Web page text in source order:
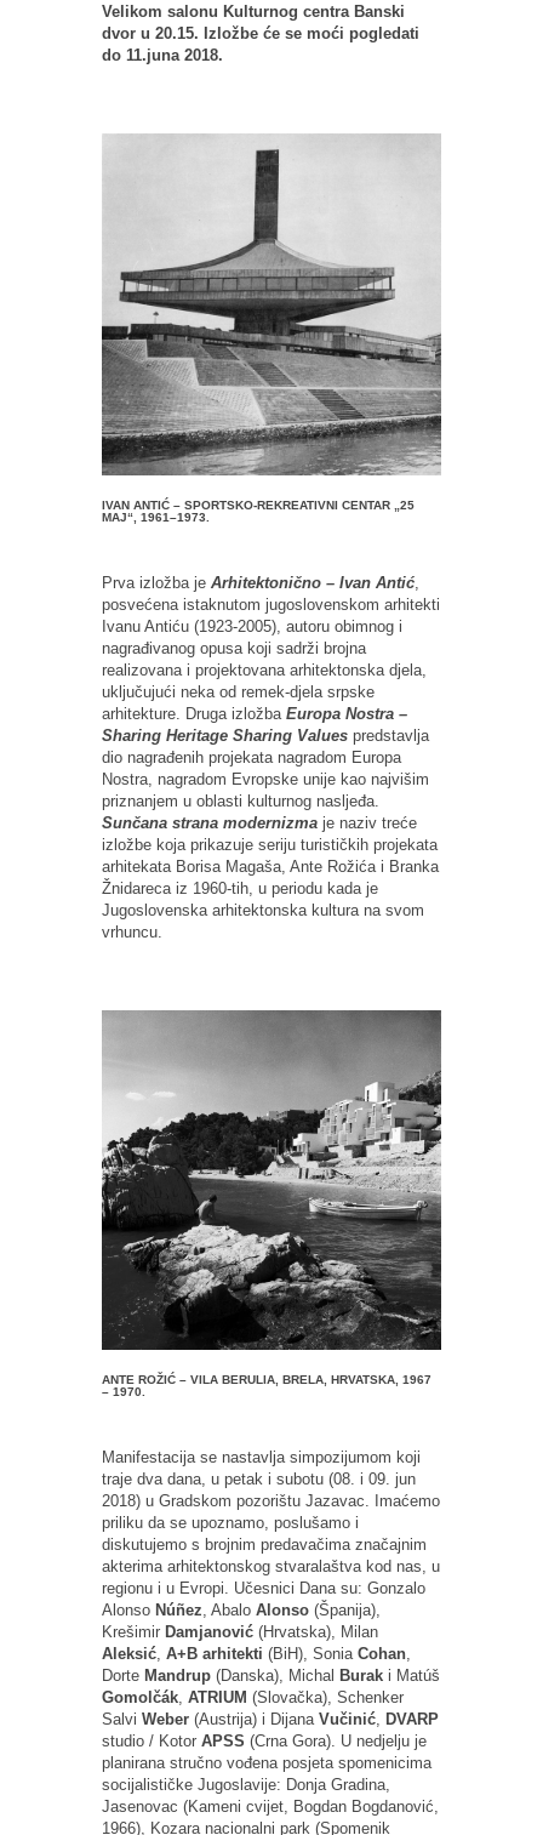
Velikom salonu Kulturnog centra Banski
dvor u 20.15. Izložbe će se moći pogledati
do 11.juna 2018.
IVAN ANTIĆ – SPORTSKO-REKREATIVNI CENTAR „25
MAJ“, 1961–1973.
Prva izložba je Arhitektonično – Ivan Antić,
posvećena istaknutom jugoslovenskom arhitekti
Ivanu Antiću (1923-2005), autoru obimnog i
nagrađivanog opusa koji sadrži brojna
realizovana i projektovana arhitektonska djela,
uključujući neka od remek-djela srpske
arhitekture. Druga izložba Europa Nostra –
Sharing Heritage Sharing Values predstavlja
dio nagrađenih projekata nagradom Europa
Nostra, nagradom Evropske unije kao najvišim
priznanjem u oblasti kulturnog nasljeđa.
Sunčana strana modernizma je naziv treće
izložbe koja prikazuje seriju turističkih projekata
arhitekata Borisa Magaša, Ante Rožića i Branka
Žnidareca iz 1960-tih, u periodu kada je
Jugoslovenska arhitektonska kultura na svom
vrhuncu.
ANTE ROŽIĆ – VILA BERULIA, BRELA, HRVATSKA, 1967
– 1970.
Manifestacija se nastavlja simpozijumom koji
traje dva dana, u petak i subotu (08. i 09. jun
2018) u Gradskom pozorištu Jazavac. Imaćemo
priliku da se upoznamo, poslušamo i
diskutujemo s brojnim predavačima značajnim
akterima arhitektonskog stvaralaštva kod nas, u
regionu i u Evropi. Učesnici Dana su: Gonzalo
Alonso Núñez, Abalo Alonso (Španija),
Krešimir Damjanović (Hrvatska), Milan
Aleksić, A+B arhitekti (BiH), Sonia Cohan,
Dorte Mandrup (Danska), Michal Burak i Matúš
Gomolčák, ATRIUM (Slovačka), Schenker
Salvi Weber (Austrija) i Dijana Vučinić, DVARP
studio / Kotor APSS (Crna Gora). U nedjelju je
planirana stručno vođena posjeta spomenicima
socijalističke Jugoslavije: Donja Gradina,
Jasenovac (Kameni cvijet, Bogdan Bogdanović,
1966), Kozara nacionalni park (Spomenik